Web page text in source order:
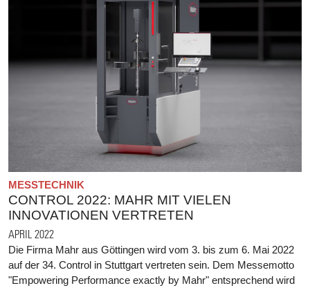
MESSTECHNIK
CONTROL 2022: MAHR MIT VIELEN
INNOVATIONEN VERTRETEN
APRIL 2022
Die Firma Mahr aus Göttingen wird vom 3. bis zum 6. Mai 2022
auf der 34. Control in Stuttgart vertreten sein. Dem Messemotto
"Empowering Performance exactly by Mahr" entsprechend wird